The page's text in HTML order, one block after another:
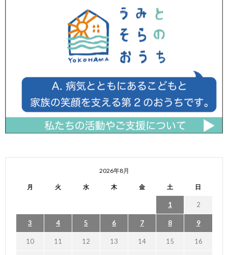
2026年8月
月 火 水 木 金 土 日
1 2
3 4 5 6 7 8 9
10 11 12 13 14 15 16